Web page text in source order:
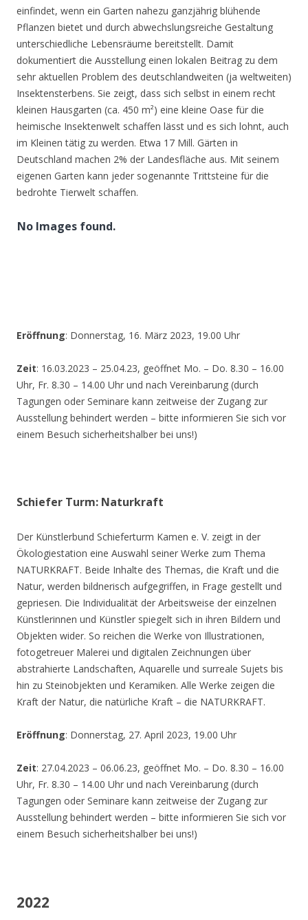
einfindet, wenn ein Garten nahezu ganzjährig blühende
Pflanzen bietet und durch abwechslungsreiche Gestaltung
unterschiedliche Lebensräume bereitstellt. Damit
dokumentiert die Ausstellung einen lokalen Beitrag zu dem
sehr aktuellen Problem des deutschlandweiten (ja weltweiten)
Insektensterbens. Sie zeigt, dass sich selbst in einem recht
kleinen Hausgarten (ca. 450 m²) eine kleine Oase für die
heimische Insektenwelt schaffen lässt und es sich lohnt, auch
im Kleinen tätig zu werden. Etwa 17 Mill. Gärten in
Deutschland machen 2% der Landesfläche aus. Mit seinem
eigenen Garten kann jeder sogenannte Trittsteine für die
bedrohte Tierwelt schaffen.
No Images found.
Eröffnung: Donnerstag, 16. März 2023, 19.00 Uhr
Zeit: 16.03.2023 – 25.04.23, geöffnet Mo. – Do. 8.30 – 16.00
Uhr, Fr. 8.30 – 14.00 Uhr und nach Vereinbarung (durch
Tagungen oder Seminare kann zeitweise der Zugang zur
Ausstellung behindert werden – bitte informieren Sie sich vor
einem Besuch sicherheitshalber bei uns!)
Schiefer Turm: Naturkraft
Der Künstlerbund Schieferturm Kamen e. V. zeigt in der
Ökologiestation eine Auswahl seiner Werke zum Thema
NATURKRAFT. Beide Inhalte des Themas, die Kraft und die
Natur, werden bildnerisch aufgegriffen, in Frage gestellt und
gepriesen. Die Individualität der Arbeitsweise der einzelnen
Künstlerinnen und Künstler spiegelt sich in ihren Bildern und
Objekten wider. So reichen die Werke von Illustrationen,
fotogetreuer Malerei und digitalen Zeichnungen über
abstrahierte Landschaften, Aquarelle und surreale Sujets bis
hin zu Steinobjekten und Keramiken. Alle Werke zeigen die
Kraft der Natur, die natürliche Kraft – die NATURKRAFT.
Eröffnung: Donnerstag, 27. April 2023, 19.00 Uhr
Zeit: 27.04.2023 – 06.06.23, geöffnet Mo. – Do. 8.30 – 16.00
Uhr, Fr. 8.30 – 14.00 Uhr und nach Vereinbarung (durch
Tagungen oder Seminare kann zeitweise der Zugang zur
Ausstellung behindert werden – bitte informieren Sie sich vor
einem Besuch sicherheitshalber bei uns!)
2022